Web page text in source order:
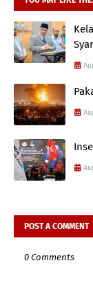
POST A COMMENT
0 Comments